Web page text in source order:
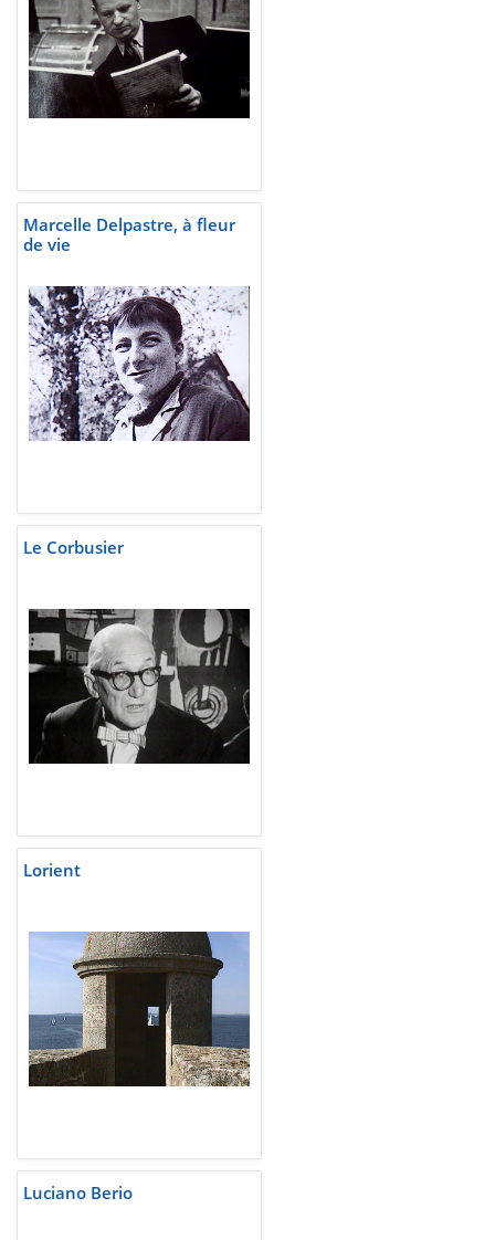
Marcelle Delpastre, à fleur
de vie
Le Corbusier
Lorient
Luciano Berio